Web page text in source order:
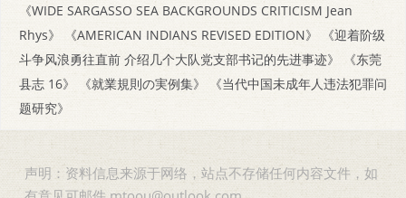
《WIDE SARGASSO SEA BACKGROUNDS CRITICISM Jean
Rhys》
《AMERICAN INDIANS REVISED EDITION》
《迎着阶级
斗争风浪勇往直前 介绍几个大队党支部书记的先进事迹》
《东莞
县志 16》
《就業規則の実例集》
《当代中国未成年人违法犯罪问
题研究》
声明：资料信息来源于网络，站点不存储任何内容文件，如